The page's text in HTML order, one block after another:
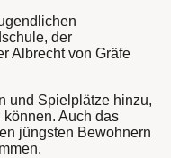
der
Albrecht von Gräfe
und Spielplätze hinzu,
Auch das
jüngsten Bewohnern